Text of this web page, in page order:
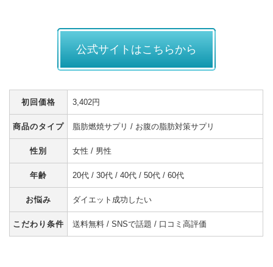
公式サイトはこちらから
初回価格 3,402円
商品のタイプ 脂肪燃焼サプリ / お腹の脂肪対策サプリ
性別 女性 / 男性
年齢 20代 / 30代 / 40代 / 50代 / 60代
お悩み ダイエット成功したい
こだわり条件 送料無料 / SNSで話題 / 口コミ高評価